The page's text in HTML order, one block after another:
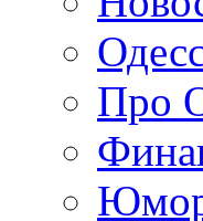
Про